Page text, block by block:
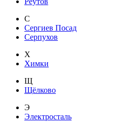
С
Сергиев Посад
Серпухов
Х
Химки
Щ
Щёлково
Э
Электросталь